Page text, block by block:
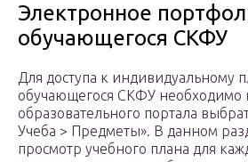
Электронное
обучающегося СКФУ
Для доступа к индивидуальному
обучающегося СКФУ необходимо
образовательного портала
Учеба > Предметы». В данном
просмотр учебного плана для